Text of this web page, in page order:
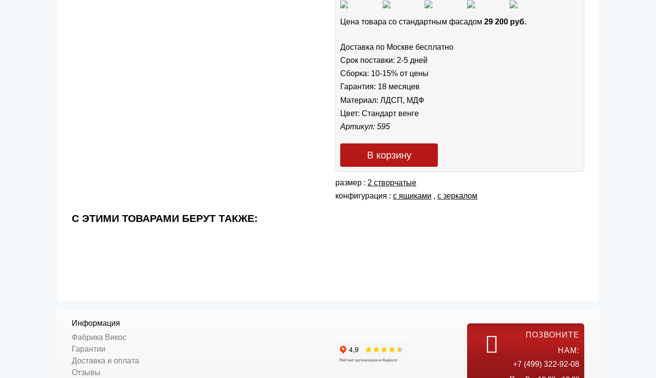
Цена товара cо стандартным фасадом 29 200 руб.
Доставка по Москве бесплатно
Срок поставки: 2-5 дней
Сборка: 10-15% от цены
Гарантия: 18 месяцев
Материал: ЛДСП, МДФ
Цвет: Стандарт венге
Артикул: 595
В корзину
размер : 2 створчатые
конфигурация : с ящиками , с зеркалом
С ЭТИМИ ТОВАРАМИ БЕРУТ ТАКЖЕ:
Информация
Фабрика Викос
Гарантии
Доставка и оплата
Отзывы
ПОЗВОНИТЕ
НАМ:
+7 (499) 322-92-08